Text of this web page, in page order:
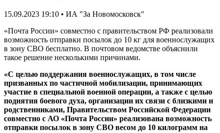
15.09.2023 19:10 • ИА "За Новомосковск"
«Почта России» совместно с правительством РФ реализовали
возможность отправки посылок до 10 кг для военнослужащих
в зону СВО бесплатно. В почтовом ведомстве объяснили
такое решение несколькими причинами.
«С целью поддержания военнослужащих, в том числе
призванных по частичной мобилизации, принимающих
участие в специальной военной операции, а также с целью
поднятия боевого духа, организации их связи с близкими и
родственниками, Правительством Российской Федерации
совместно с АО «Почта России» реализована возможность
отправки посылок в зону СВО весом до 10 килограмм на